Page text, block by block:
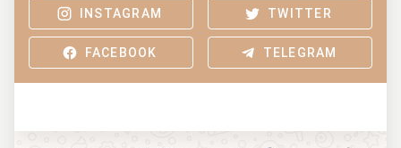
INSTAGRAM TWITTER
FACEBOOK TELEGRAM